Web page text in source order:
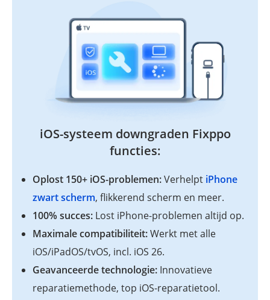
iOS-systeem downgraden Fixppo
functies:
Oplost 150+ iOS-problemen:Verhelpt iPhone
zwart scherm, flikkerend scherm en meer.
100% succes: Lost iPhone-problemen altijd op.
Maximale compatibiliteit:Werkt met alle
iOS/iPadOS/tvOS, incl. iOS 26.
Geavanceerde technologie: Innovatieve
reparatiemethode, top iOS-reparatietool.